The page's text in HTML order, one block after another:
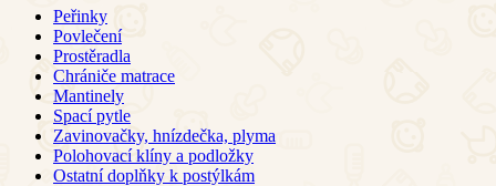
Peřinky
Povlečení
Prostěradla
Chrániče matrace
Mantinely
Spací pytle
Zavinovačky, hnízdečka, plyma
Polohovací klíny a podložky
Ostatní doplňky k postýlkám